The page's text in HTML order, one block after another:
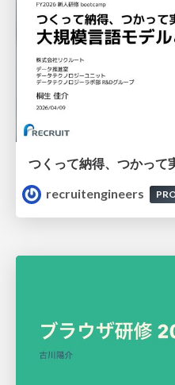
recruitengineers